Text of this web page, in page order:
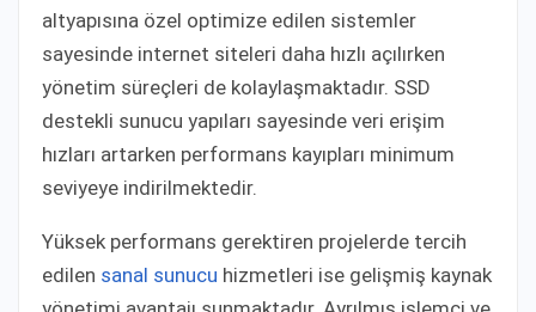
altyapısına özel optimize edilen sistemler
sayesinde internet siteleri daha hızlı açılırken
yönetim süreçleri de kolaylaşmaktadır. SSD
destekli sunucu yapıları sayesinde veri erişim
hızları artarken performans kayıpları minimum
seviyeye indirilmektedir.
Yüksek performans gerektiren projelerde tercih
edilen sanal sunucu hizmetleri ise gelişmiş kaynak